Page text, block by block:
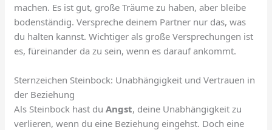
machen. Es ist gut, große Träume zu haben, aber bleibe
bodenständig. Verspreche deinem Partner nur das, was
du halten kannst. Wichtiger als große Versprechungen ist
es, füreinander da zu sein, wenn es darauf ankommt.
Sternzeichen Steinbock: Unabhängigkeit und Vertrauen in
der Beziehung
Als Steinbock hast duAngst, deine Unabhängigkeit zu
verlieren, wenn du eine Beziehung eingehst. Doch eine